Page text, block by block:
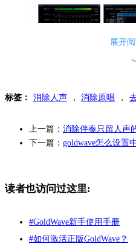
这是Adobe公司推出的专业音频编
音频处理工具，包括消除背景噪
够更好地控制音频素材。
展开
标签： 消除人声 ， 消除原唱 ，
上一篇： 消除伴奏只留人声
下一篇： goldwave怎么设置
读者也访问过这里:
#GoldWave新手使用手册
#如何激活正版GoldWave？